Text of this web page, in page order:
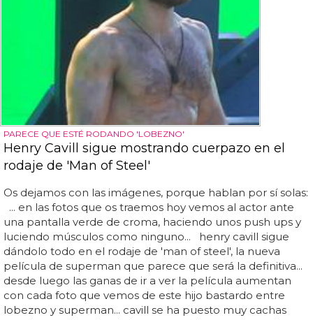
PARECE QUE ESTÉ RODANDO 'LOBEZNO'
Henry Cavill sigue mostrando cuerpazo en el
rodaje de 'Man of Steel'
Os dejamos con las imágenes, porque hablan por sí solas:
... en las fotos que os traemos hoy vemos al actor ante
una pantalla verde de croma, haciendo unos push ups y
luciendo músculos como ninguno... henry cavill sigue
dándolo todo en el rodaje de 'man of steel', la nueva
película de superman que parece que será la definitiva...
desde luego las ganas de ir a ver la película aumentan
con cada foto que vemos de este hijo bastardo entre
lobezno y superman... cavill se ha puesto muy cachas